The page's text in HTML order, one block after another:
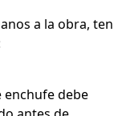
a la obra, ten
enchufe debe